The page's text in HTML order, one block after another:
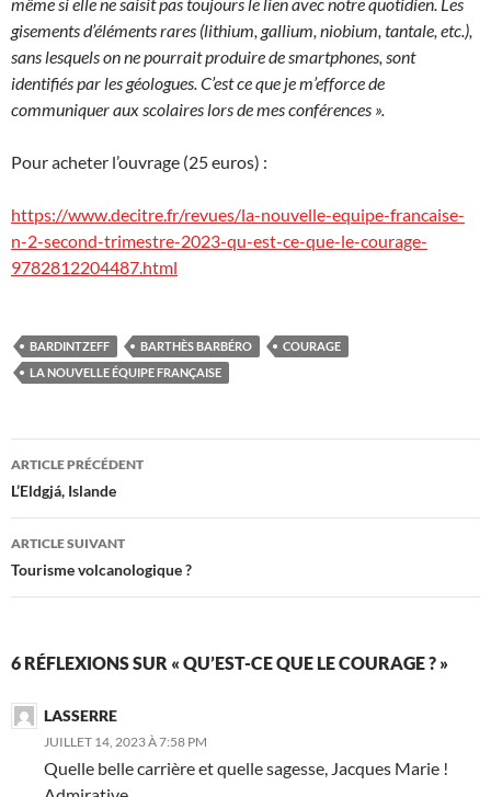
gisements d’éléments rares (lithium, gallium, niobium, tantale, etc.),
sans lesquels on ne pourrait produire de smartphones, sont
identifiés par les géologues. C’est ce que je m’efforce de
communiquer aux scolaires lors de mes conférences ».
Pour acheter l’ouvrage (25 euros) :
https://www.decitre.fr/revues/la-nouvelle-equipe-francaise-
n-2-second-trimestre-2023-qu-est-ce-que-le-courage-
9782812204487.html
BARDINTZEFF BARTHÈS BARBÉRO
COURAGE
LA NOUVELLE ÉQUIPE FRANÇAISE
Navigation
des
articles
ARTICLE PRÉCÉDENT
L’Eldgjá, Islande
ARTICLE SUIVANT
Tourisme volcanologique ?
6 RÉFLEXIONS SUR « QU’EST-CE QUE LE COURAGE ? »
LASSERRE
JUILLET 14, 2023 À 7:58 PM
Quelle belle carrière et quelle sagesse, Jacques Marie !